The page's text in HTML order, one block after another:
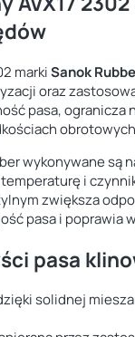
markiSanok
oraz
pasa, ogranicza
wykonywane są
i
zwiększa
pasa i poprawia
pasa
solidnej